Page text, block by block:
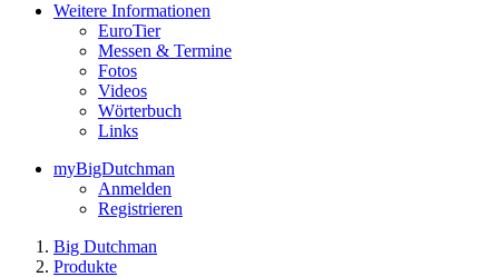
Weitere Informationen
EuroTier
Messen & Termine
Fotos
Videos
Wörterbuch
Links
myBigDutchman
Anmelden
Registrieren
Big Dutchman
Produkte